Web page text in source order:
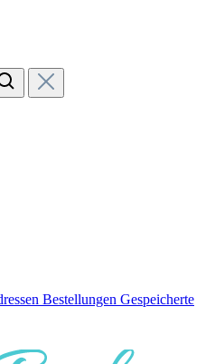
Bestellungen Gespeicherte